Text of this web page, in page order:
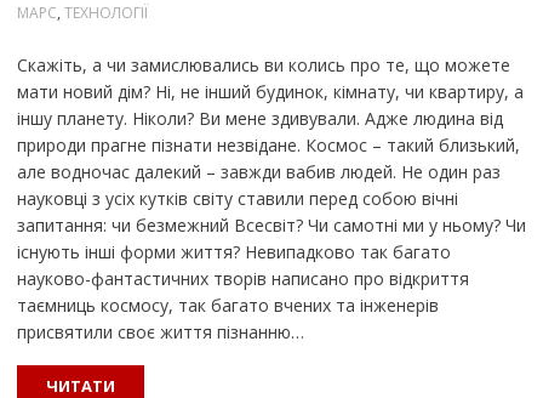
МАРС, ТЕХНОЛОГІЇ
Скажіть, а чи замислювались ви колись про те, що можете
мати новий дім? Ні, не інший будинок, кімнату, чи квартиру, а
іншу планету. Ніколи? Ви мене здивували. Адже людина від
природи прагне пізнати незвідане. Космос – такий близький,
але водночас далекий – завжди вабив людей. Не один раз
науковці з усіх кутків світу ставили перед собою вічні
запитання: чи безмежний Всесвіт? Чи самотні ми у ньому? Чи
існують інші форми життя? Невипадково так багато
науково-фантастичних творів написано про відкриття
таємниць космосу, так багато вчених та інженерів
присвятили своє життя пізнанню…
ЧИТАТИ